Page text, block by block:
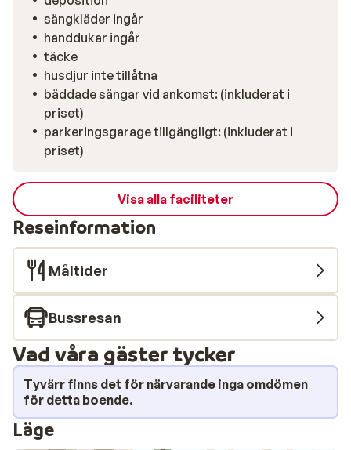
sängkläder och handdukar ingår, så du behöver inte
oroa dig för någonting. Allt är redan omhändertaget
vid ankomst. Även om Valloires centrum ligger cirka 1
200 meter bort stannar skidbussen i närheten. Detta
gör att du kan kombinera platsens lugn och ro med
byns livlighet. Balkongen är den perfekta platsen att
avsluta dagen med en drink och utsikt över de vita
topparna runt omkring.
sängkläder ingår
handdukar ingår
täcke
husdjur inte tillåtna
bäddade sängar vid ankomst: (inkluderat i
priset)
parkeringsgarage tillgängligt: (inkluderat i
priset)
Visa alla faciliteter
Reseinformation
Måltider
Bussresan
Vad våra gäster tycker
Tyvärr finns det för närvarande inga omdömen
för detta boende.
Läge